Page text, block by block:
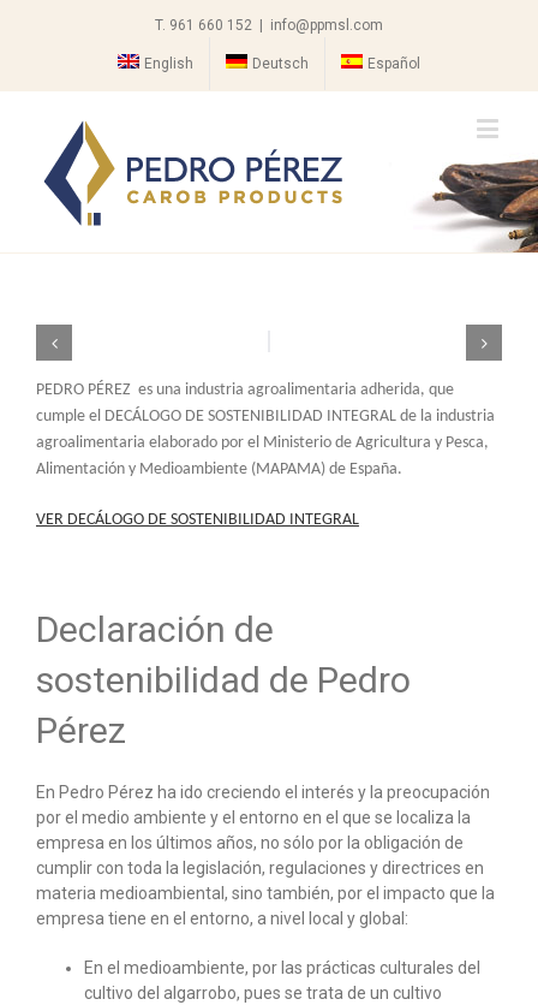
T. 961 660 152 info@ppmsl.com
English Deutsch Español
PEDRO PÉREZ es una industria agroalimentaria adherida, que
cumple el DECÁLOGO DE SOSTENIBILIDAD INTEGRAL de la industria
agroalimentaria elaborado por el Ministerio de Agricultura y Pesca,
Alimentación y Medioambiente (MAPAMA) de España.
VER DECÁLOGO DE SOSTENIBILIDAD INTEGRAL
Declaración de
sostenibilidad de Pedro
Pérez
En Pedro Pérez ha ido creciendo el interés y la preocupación
por el medio ambiente y el entorno en el que se localiza la
empresa en los últimos años, no sólo por la obligación de
cumplir con toda la legislación, regulaciones y directrices en
materia medioambiental, sino también, por el impacto que la
empresa tiene en el entorno, a nivel local y global:
En el medioambiente, por las prácticas culturales del
cultivo del algarrobo, pues se trata de un cultivo